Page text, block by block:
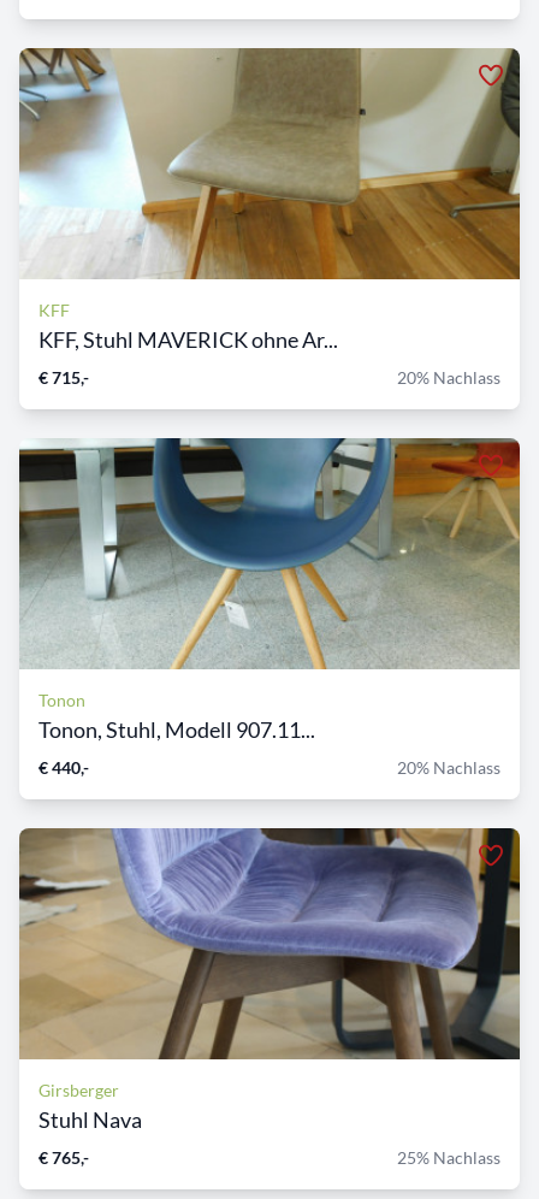
KFF
KFF, Stuhl MAVERICK ohne Ar...
€ 715,- 20% Nachlass
Tonon
Tonon, Stuhl, Modell 907.11...
€ 440,- 20% Nachlass
Girsberger
Stuhl Nava
€ 765,- 25% Nachlass